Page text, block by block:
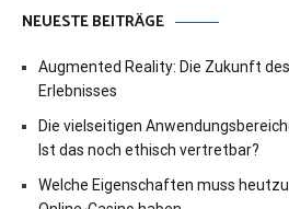
NEUESTE BEITRÄGE
Augmented Reality: Die Zukunft
Erlebnisses
Die vielseitigen
Ist das noch ethisch vertretbar?
Welche Eigenschaften muss